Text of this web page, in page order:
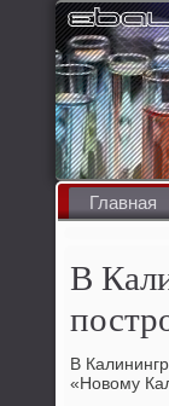
Главная
В
В
«Новому